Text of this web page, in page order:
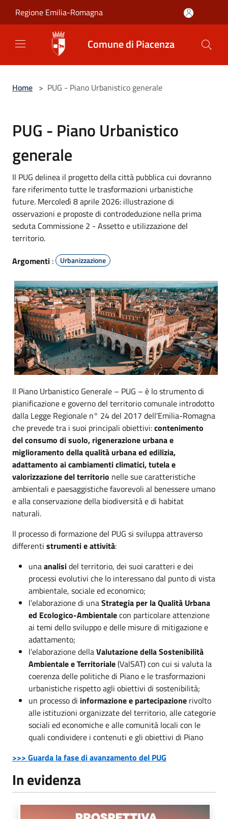
Regione Emilia-Romagna
Comune di Piacenza
Home > PUG - Piano Urbanistico generale
PUG - Piano Urbanistico
generale
Il PUG delinea il progetto della città pubblica cui dovranno
fare riferimento tutte le trasformazioni urbanistiche
future. Mercoledì 8 aprile 2026: illustrazione di
osservazioni e proposte di controdeduzione nella prima
seduta Commissione 2 - Assetto e utilizzazione del
territorio.
Argomenti : Urbanizzazione
Il Piano Urbanistico Generale – PUG – è lo strumento di
pianificazione e governo del territorio comunale introdotto
dalla Legge Regionale n° 24 del 2017 dell’Emilia-Romagna
che prevede tra i suoi principali obiettivi:contenimento
del consumo di suolo, rigenerazione urbana e
miglioramento della qualità urbana ed edilizia,
adattamento ai cambiamenti climatici, tutela e
valorizzazione del territorio nelle sue caratteristiche
ambientali e paesaggistiche favorevoli al benessere umano
e alla conservazione della biodiversità e di habitat
naturali.
Il processo di formazione del PUG si sviluppa attraverso
differenti strumenti e attività:
unaanalisidel territorio, dei suoi caratteri e dei
processi evolutivi che lo interessano dal punto di vista
ambientale, sociale ed economico;
l’elaborazione di unaStrategia per la Qualità Urbana
ed Ecologico-Ambientalecon particolare attenzione
ai temi dello sviluppo e delle misure di mitigazione e
adattamento;
l’elaborazione dellaValutazione della Sostenibilità
Ambientale e Territoriale(ValSAT) con cui si valuta la
coerenza delle politiche di Piano e le trasformazioni
urbanistiche rispetto agli obiettivi di sostenibilità;
un processo di informazione e partecipazione rivolto
alle istituzioni organizzate del territorio, alle categorie
sociali ed economiche e alle comunità locali con le
quali condividere i contenuti e gli obiettivi di Piano
>>> Guarda la fase di avanzamento del PUG
In evidenza